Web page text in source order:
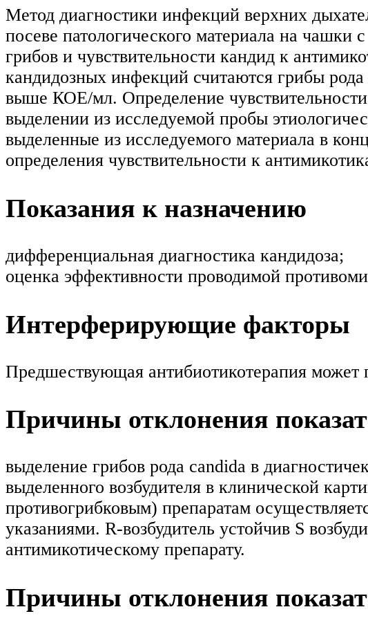
Метод диагностики инфекций верхних
посеве патологического материала на
грибов и чувствительности кандид к
кандидозных инфекций считаются грибы
выше КОЕ/мл. Определение
выделении из исследуемой пробы
выделенные из исследуемого материала в
определения чувствительности к
Показания к назначению
дифференциальная диагностика кандидоза;
оценка эффективности проводимой
Интерферирующие факторы
Предшествующая антибиотикотерапия может
Причины отклонения
выделение грибов рода candida в
выделенного возбудителя в клинической
противогрибковым) препаратам
указаниями. R-возбудитель устойчив S
антимикотическому препарату.
Причины отклонения